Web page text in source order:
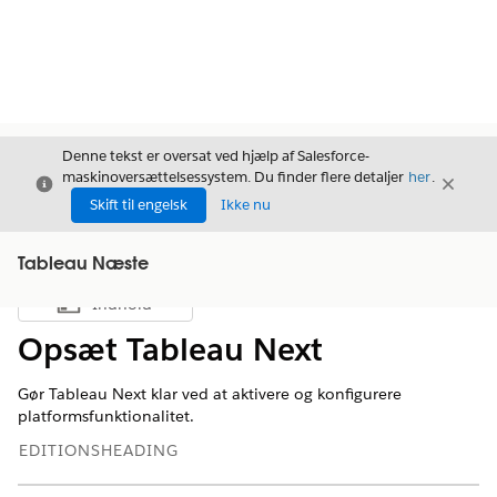
Luk
Denne tekst er oversat ved hjælp af Salesforce-
maskinoversættelsessystem. Du finder flere detaljer her.
Skift til engelsk
Ikke nu
Luk
Tableau Næste
Vis indholdsfortegnelse
Indhold
Opsæt Tableau Next
Gør Tableau Next klar ved at aktivere og konfigurere
platformsfunktionalitet.
EDITIONSHEADING